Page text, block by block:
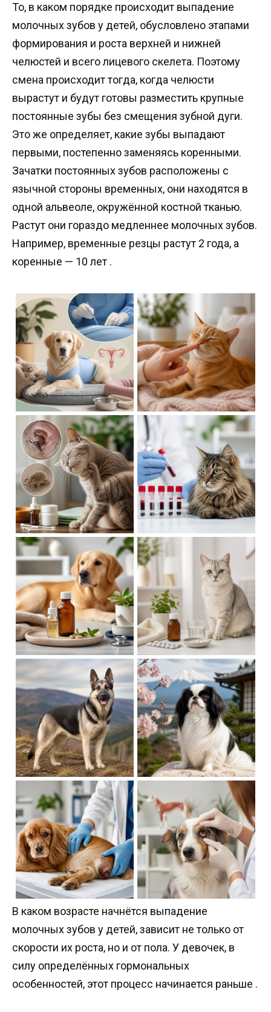
То, в каком порядке происходит выпадение
молочных зубов у детей, обусловлено этапами
формирования и роста верхней и нижней
челюстей и всего лицевого скелета. Поэтому
смена происходит тогда, когда челюсти
вырастут и будут готовы разместить крупные
постоянные зубы без смещения зубной дуги.
Это же определяет, какие зубы выпадают
первыми, постепенно заменяясь коренными.
Зачатки постоянных зубов расположены с
язычной стороны временных, они находятся в
одной альвеоле, окружённой костной тканью.
Растут они гораздо медленнее молочных зубов.
Например, временные резцы растут 2 года, а
коренные — 10 лет .
В каком возрасте начнётся выпадение
молочных зубов у детей, зависит не только от
скорости их роста, но и от пола. У девочек, в
силу определённых гормональных
особенностей, этот процесс начинается раньше .